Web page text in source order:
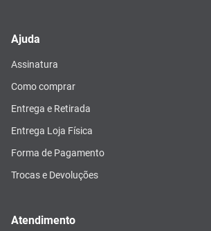
Ajuda
Assinatura
Como comprar
Entrega e Retirada
Entrega Loja Física
Forma de Pagamento
Trocas e Devoluções
Atendimento